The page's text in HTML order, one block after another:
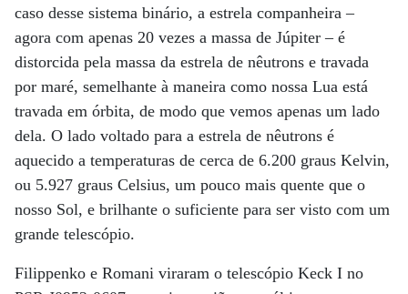
caso desse sistema binário, a estrela companheira –
agora com apenas 20 vezes a massa de Júpiter – é
distorcida pela massa da estrela de nêutrons e travada
por maré, semelhante à maneira como nossa Lua está
travada em órbita, de modo que vemos apenas um lado
dela. O lado voltado para a estrela de nêutrons é
aquecido a temperaturas de cerca de 6.200 graus Kelvin,
ou 5.927 graus Celsius, um pouco mais quente que o
nosso Sol, e brilhante o suficiente para ser visto com um
grande telescópio.
Filippenko e Romani viraram o telescópio Keck I no